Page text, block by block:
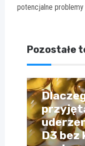
potencjalne
Pozostałe
D3 bez